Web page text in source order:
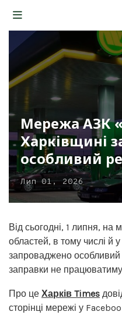
Мережа АЗК
Харківщині
особливий
Лип 01, 2026
Від сьогодні, 1 липня, на
областей, в тому числі й у
запроваджено
заправки не
Про це Харків Times
сторінці мережі у